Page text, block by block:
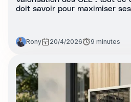
doit savoir pour maximiser
Rony 20/4/2026 9 minutes